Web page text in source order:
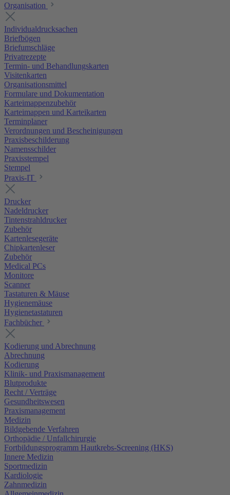
Organisation
Individualdrucksachen
Briefbögen
Briefumschläge
Privatrezepte
Termin- und Behandlungskarten
Visitenkarten
Organisationsmittel
Formulare und Dokumentation
Karteimappenzubehör
Karteimappen und Karteikarten
Terminplaner
Verordnungen und Bescheinigungen
Praxisbeschilderung
Namensschilder
Praxisstempel
Stempel
Praxis-IT
Drucker
Nadeldrucker
Tintenstrahldrucker
Zubehör
Kartenlesegeräte
Chipkartenleser
Zubehör
Medical PCs
Monitore
Scanner
Tastaturen & Mäuse
Hygienemäuse
Hygienetastaturen
Fachbücher
Kodierung und Abrechnung
Abrechnung
Kodierung
Klinik- und Praxismanagement
Blutprodukte
Recht / Verträge
Gesundheitswesen
Praxismanagement
Medizin
Bildgebende Verfahren
Orthopädie / Unfallchirurgie
Fortbildungsprogramm Hautkrebs-Screening (HKS)
Innere Medizin
Sportmedizin
Kardiologie
Zahnmedizin